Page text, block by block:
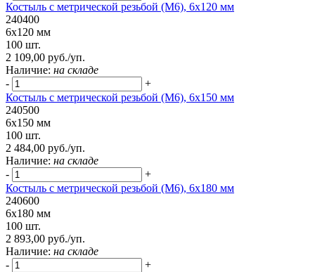
Костыль с метрической резьбой (М6), 6х120 мм
240400
6х120 мм
100 шт.
2 109,00 руб./уп.
Наличие: на складе
-
+
Костыль с метрической резьбой (М6), 6х150 мм
240500
6х150 мм
100 шт.
2 484,00 руб./уп.
Наличие: на складе
-
+
Костыль с метрической резьбой (М6), 6х180 мм
240600
6х180 мм
100 шт.
2 893,00 руб./уп.
Наличие: на складе
-
+